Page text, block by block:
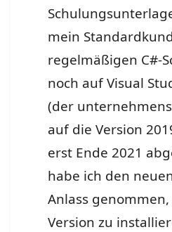
mein
regelmäßigen C#-
noch auf Visual
(der
auf die Version
erst Ende 2021
habe ich den
Anlass
Version zu